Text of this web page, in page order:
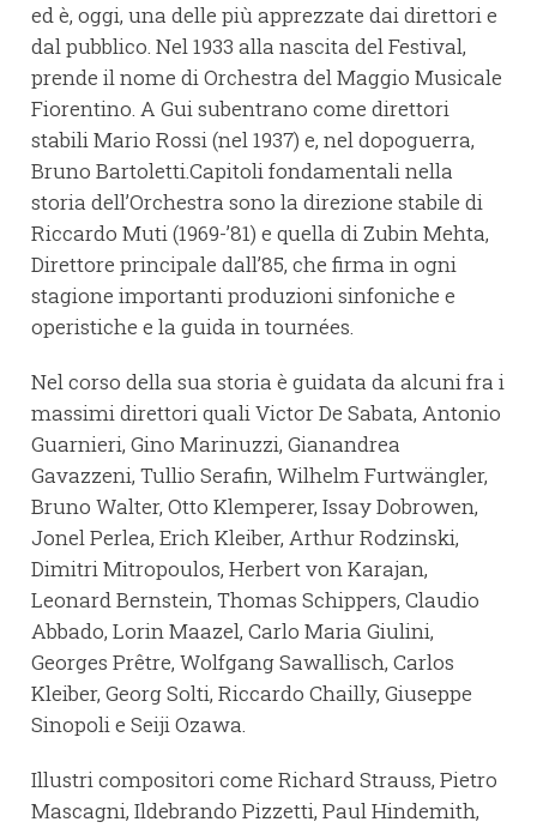
ed è, oggi, una delle più apprezzate dai direttori e
dal pubblico. Nel 1933 alla nascita del Festival,
prende il nome di Orchestra del Maggio Musicale
Fiorentino. A Gui subentrano come direttori
stabili Mario Rossi (nel 1937) e, nel dopoguerra,
Bruno Bartoletti.Capitoli fondamentali nella
storia dell’Orchestra sono la direzione stabile di
Riccardo Muti (1969-’81) e quella di Zubin Mehta,
Direttore principale dall’85, che firma in ogni
stagione importanti produzioni sinfoniche e
operistiche e la guida in tournées.
Nel corso della sua storia è guidata da alcuni fra i
massimi direttori quali Victor De Sabata, Antonio
Guarnieri, Gino Marinuzzi, Gianandrea
Gavazzeni, Tullio Serafin, Wilhelm Furtwängler,
Bruno Walter, Otto Klemperer, Issay Dobrowen,
Jonel Perlea, Erich Kleiber, Arthur Rodzinski,
Dimitri Mitropoulos, Herbert von Karajan,
Leonard Bernstein, Thomas Schippers, Claudio
Abbado, Lorin Maazel, Carlo Maria Giulini,
Georges Prêtre, Wolfgang Sawallisch, Carlos
Kleiber, Georg Solti, Riccardo Chailly, Giuseppe
Sinopoli e Seiji Ozawa.
Illustri compositori come Richard Strauss, Pietro
Mascagni, Ildebrando Pizzetti, Paul Hindemith,